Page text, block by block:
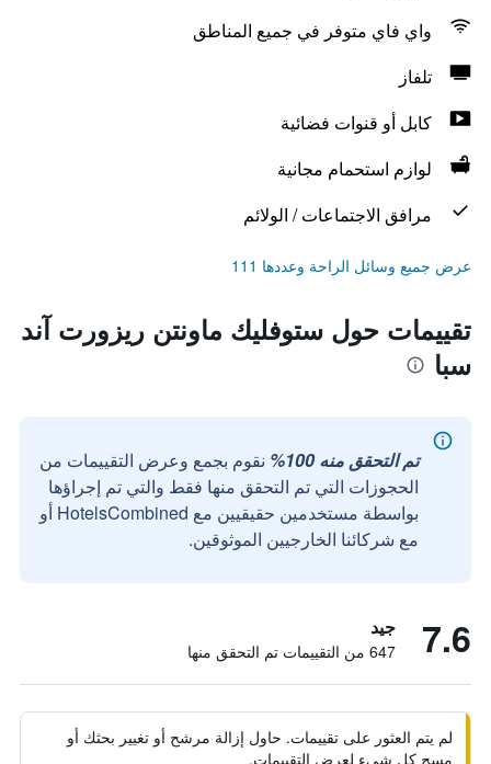
واي فاي متوفر في جميع المناطق
تلفاز
كابل أو قنوات فضائية
لوازم استحمام مجانية
مرافق الاجتماعات / الولائم
عرض جميع وسائل الراحة وعددها 111
تقييمات حول ستوفليك ماونتن ريزورت آند
سبا
تم التحقق منه 100%
نقوم بجمع وعرض التقييمات من
الحجوزات التي تم التحقق منها فقط والتي تم إجراؤها
بواسطة مستخدمين حقيقيين مع HotelsCombined أو
مع شركائنا الخارجيين الموثوقين.
7.6 جيد
647 من التقييمات تم التحقق منها
لم يتم العثور على تقييمات. حاول إزالة مرشح أو تغيير بحثك أو
مسح كل شيء لعرض التقييمات.